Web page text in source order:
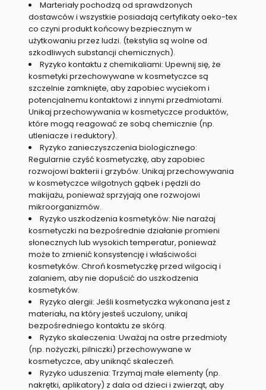
Marteriały pochodzą od sprawdzonych
dostawców i wszystkie posiadają certyfikaty oeko-tex
co czyni produkt końcowy bezpiecznym w
użytkowaniu przez ludzi. (tekstylia są wolne od
szkodliwych substancji chemicznych).
Ryzyko kontaktu z chemikaliami: Upewnij się, że
kosmetyki przechowywane w kosmetyczce są
szczelnie zamknięte, aby zapobiec wyciekom i
potencjalnemu kontaktowi z innymi przedmiotami.
Unikaj przechowywania w kosmetyczce produktów,
które mogą reagować ze sobą chemicznie (np.
utleniacze i reduktory).
Ryzyko zanieczyszczenia biologicznego:
Regularnie czyść kosmetyczkę, aby zapobiec
rozwojowi bakterii i grzybów. Unikaj przechowywania
w kosmetyczce wilgotnych gąbek i pędzli do
makijażu, ponieważ sprzyjają one rozwojowi
mikroorganizmów.
Ryzyko uszkodzenia kosmetyków: Nie narażaj
kosmetyczki na bezpośrednie działanie promieni
słonecznych lub wysokich temperatur, ponieważ
może to zmienić konsystencję i właściwości
kosmetyków. Chroń kosmetyczkę przed wilgocią i
zalaniem, aby nie dopuścić do uszkodzenia
kosmetyków.
Ryzyko alergii: Jeśli kosmetyczka wykonana jest z
materiału, na który jesteś uczulony, unikaj
bezpośredniego kontaktu ze skórą.
Ryzyko skaleczenia: Uważaj na ostre przedmioty
(np. nożyczki, pilniczki) przechowywane w
kosmetyczce, aby uniknąć skaleczeń.
Ryzyko uduszenia: Trzymaj małe elementy (np.
nakrętki, aplikatory) z dala od dzieci i zwierząt, aby